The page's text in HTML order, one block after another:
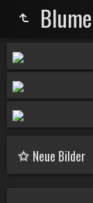
Neue Bilder